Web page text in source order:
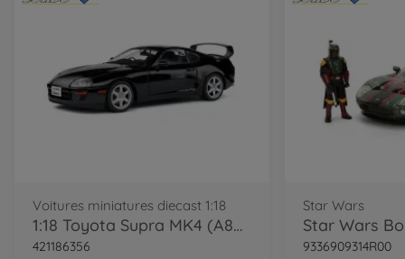
Voitures miniatures diecast 1:18
1:18 Toyota Supra MK4 (A80) black
421186356
Star Wars
9336909314R00